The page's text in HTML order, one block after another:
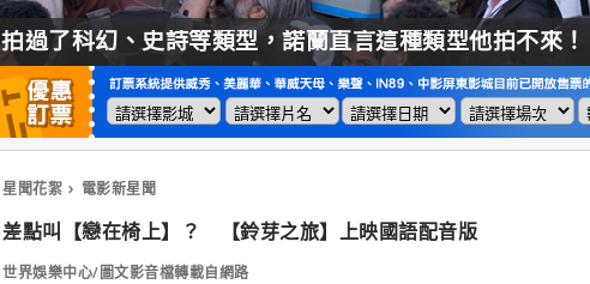
拍過了科幻、史詩等類型，諾蘭直言這種類型他拍不來！
星聞花絮 電影新星聞
差點叫【戀在椅上】？ 【鈴芽之旅】上映國語配音版
世界娛樂中心/圖文影音檔轉載自網路